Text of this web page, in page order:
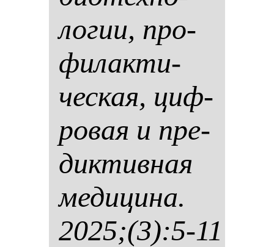
ло­гии, про­
фи­лак­ти­
чес­кая, циф­
ро­вая и пре­
дик­тив­ная
ме­ди­ци­на.
2025;(3):5-11